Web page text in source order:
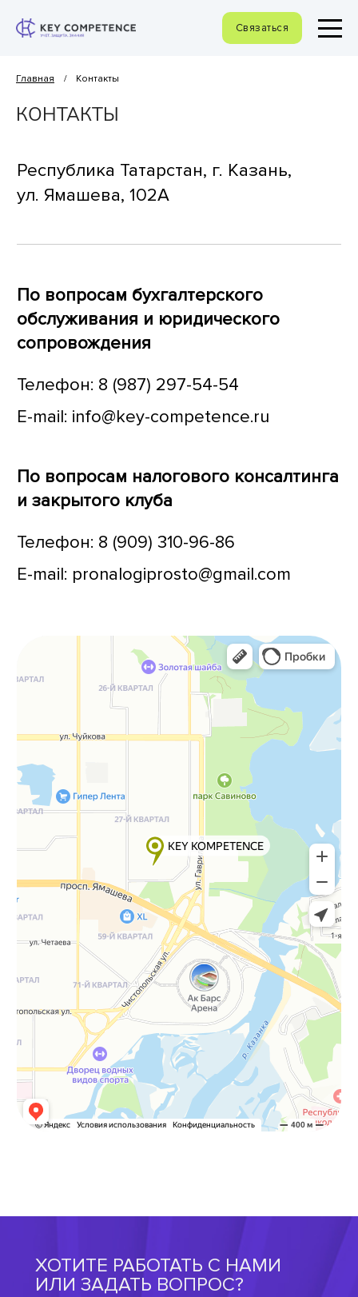
Связаться
Главная / Контакты
КОНТАКТЫ
Республика Татарстан, г. Казань,
ул. Ямашева, 102А
По вопросам бухгалтерского
обслуживания и юридического
сопровождения
Телефон: 8 (987) 297-54-54
E-mail: info@key-competence.ru
По вопросам налогового консалтинга
и закрытого клуба
Телефон: 8 (909) 310-96-86
E-mail: pronalogiprosto@gmail.com
ХОТИТЕ РАБОТАТЬ С НАМИ
ИЛИ ЗАДАТЬ ВОПРОС?